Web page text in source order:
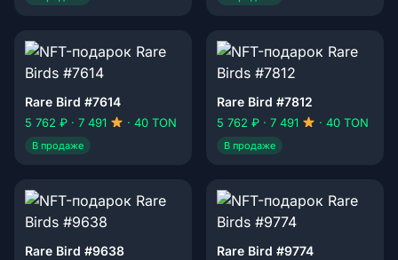
Rare Bird #7614
5 762 ₽ · 7 491 · 40 TON
В продаже
Rare Bird #7812
5 762 ₽ · 7 491 · 40 TON
В продаже
Rare Bird #9638 Rare Bird #9774